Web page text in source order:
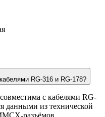
RG-316 и RG-178?
с кабелями RG-
данными из технической